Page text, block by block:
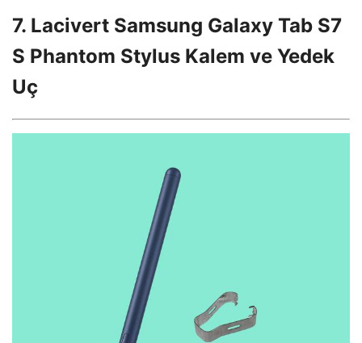
7. Lacivert Samsung Galaxy Tab S7
S Phantom Stylus Kalem ve Yedek
Uç